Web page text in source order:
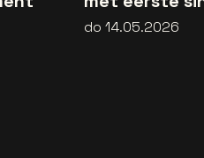
do 14.05.2026